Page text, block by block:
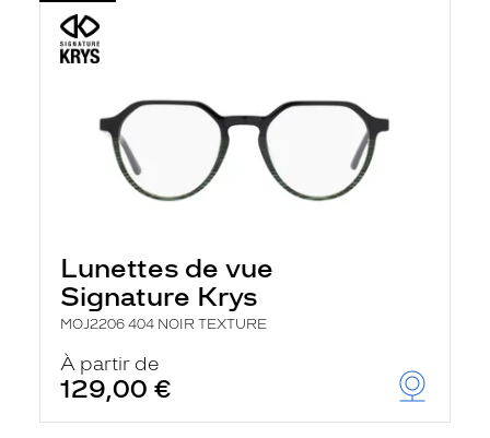
Lunettes de vue
Signature Krys
MOJ2206 404 NOIR TEXTURE
À partir de
129,00 €